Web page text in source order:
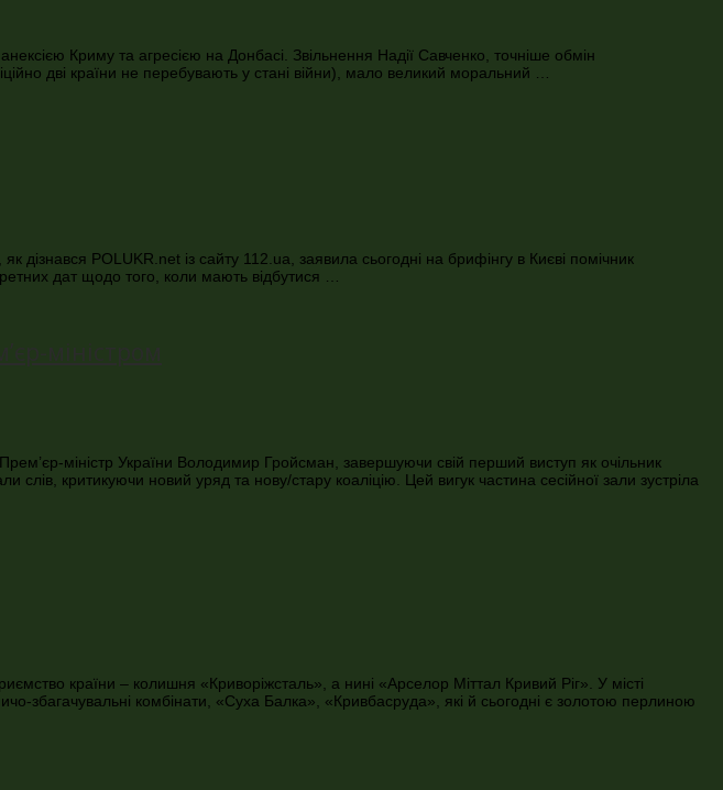
Криму та агресією на Донбасі. Звільнення Надії Савченко, точніше обмін
дві країни не перебувають у стані війни), мало великий моральний …
POLUKR.net із сайту 112.ua, заявила сьогодні на брифінгу в Києві помічник
дат щодо того, коли мають відбутися …
міністр України Володимир Гройсман, завершуючи свій перший виступ як очільник
слів, критикуючи новий уряд та нову/стару коаліцію. Цей вигук частина сесійної зали зустріла
країни – колишня «Криворіжсталь», а нині «Арселор Міттал Кривий Ріг». У місті
збагачувальні комбінати, «Суха Балка», «Кривбасруда», які й сьогодні є золотою перлиною